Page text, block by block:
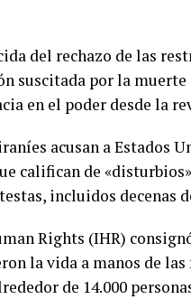
del rechazo de las
suscitada por la
en el poder desde la
acusan a Estados
califican de
incluidos decenas
Rights (IHR)
la vida a manos de
de 14.000